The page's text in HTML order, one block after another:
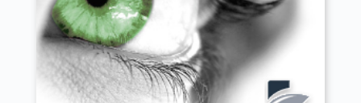
Bonnières-sur-Seine 78270
Bouafle 78410
Bougival 78380
Bourdonné 78113
Breuil-Bois-Robert 78930
Bréval 78980
Les Bréviaires 78610
Brueil-en-Vexin 78440
Buc 78530
Buchelay 78200
Bullion 78830
Carrières-sous-Poissy 78955